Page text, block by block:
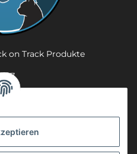
on Track Produkte
7